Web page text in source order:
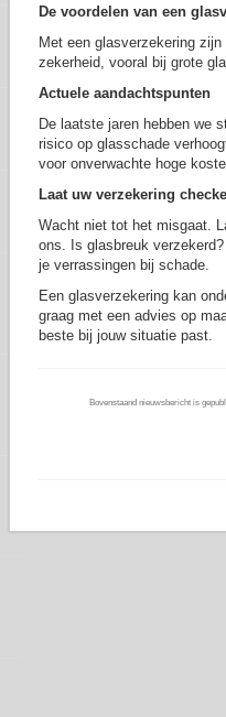
De voordelen van een
Met een glasverzekering
zekerheid, vooral bij grote
Actuele aandachtspunten
De laatste jaren hebben we
risico op glasschade
voor onverwachte hoge
Laat uw verzekering
Wacht niet tot het misgaat.
ons. Is glasbreuk
je verrassingen bij schade.
Een glasverzekering kan
graag met een advies op
beste bij jouw situatie past.
Bovenstaand nieuwsbericht is